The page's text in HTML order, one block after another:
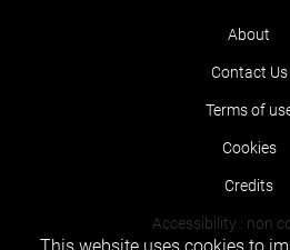
About
Contact Us
Terms of
Cookies
Credits
Accessibility : non